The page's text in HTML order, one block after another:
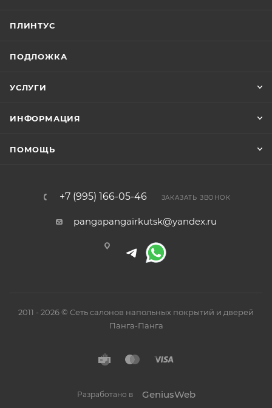
ПЛИНТУС
ПОДЛОЖКА
УСЛУГИ
ИНФОРМАЦИЯ
ПОМОЩЬ
+7 (995) 166-05-46 ЗАКАЗАТЬ ЗВОНОК
pangapangairkutsk@yandex.ru
2011 - 2026 © Сеть салонов напольных покрытий и дверей
Панга-Панга
Разработано в GeniusWeb